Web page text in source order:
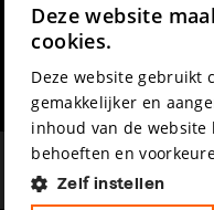
Press & Industry
Film Fest Friends
Deze website
cookies.
Deze website gebruikt
gemakkelijker en
inhoud van de
behoeften en
Zelf instellen